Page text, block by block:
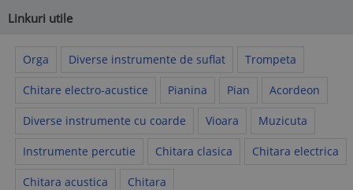
Linkuri utile
Orga Diverse instrumente de suflat Trompeta
Chitare electro-acustice Pianina Pian Acordeon
Diverse instrumente cu coarde Vioara Muzicuta
Instrumente percutie Chitara clasica Chitara electrica
Chitara acustica Chitara